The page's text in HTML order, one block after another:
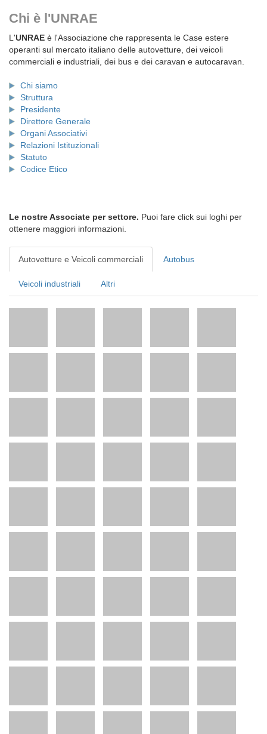
Chi è l'UNRAE
L'UNRAE è l'Associazione che rappresenta le Case estere
operanti sul mercato italiano delle autovetture, dei veicoli
commerciali e industriali, dei bus e dei caravan e autocaravan.
Chi siamo
Struttura
Presidente
Direttore Generale
Organi Associativi
Relazioni Istituzionali
Statuto
Codice Etico
Le nostre Associate per settore. Puoi fare click sui loghi per
ottenere maggiori informazioni.
Autovetture e Veicoli commerciali Autobus
Veicoli industriali Altri